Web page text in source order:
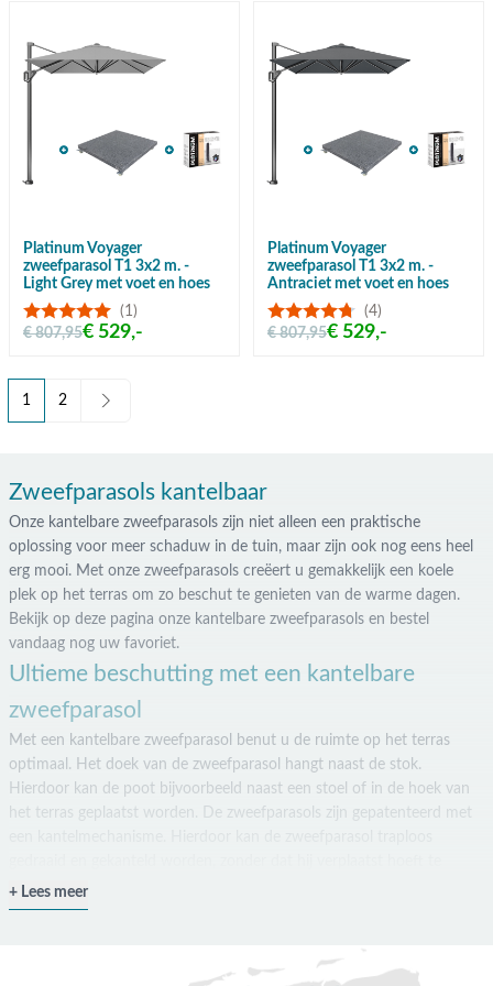
Platinum Voyager
zweefparasol T1 3x2 m. -
Light Grey met voet en hoes
(1)
€ 807,95€ 529,-
Platinum Voyager
zweefparasol T1 3x2 m. -
Antraciet met voet en hoes
(4)
€ 807,95€ 529,-
U lees momenteel pagina
1 2
Zweefparasols kantelbaar
Onze kantelbare zweefparasols zijn niet alleen een praktische
oplossing voor meer schaduw in de tuin, maar zijn ook nog eens heel
erg mooi. Met onze zweefparasols creëert u gemakkelijk een koele
plek op het terras om zo beschut te genieten van de warme dagen.
Bekijk op deze pagina onze kantelbare zweefparasols en bestel
vandaag nog uw favoriet.
Ultieme beschutting met een kantelbare
zweefparasol
Met een kantelbare zweefparasol benut u de ruimte op het terras
optimaal. Het doek van de zweefparasol hangt naast de stok.
Hierdoor kan de poot bijvoorbeeld naast een stoel of in de hoek van
het terras geplaatst worden. De zweefparasols zijn gepatenteerd met
worden. Zo kunt u overal op het terras in de schaduw zitten.
De kantelbare zweefparasols in ons assortiment zijn van echte high-
Lees meer